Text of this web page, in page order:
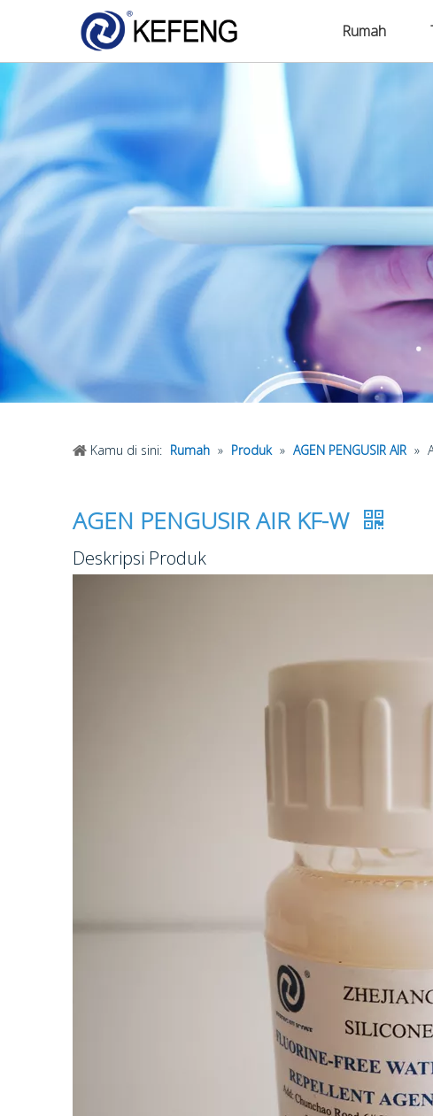
Rumah
Kamu di sini: Rumah » Produk » AGEN PENGUSIR AIR »
AGEN PENGUSIR AIR KF-W
Deskripsi Produk